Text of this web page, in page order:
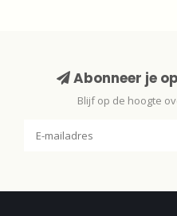
Abonneer je
Blijf op de hoogte